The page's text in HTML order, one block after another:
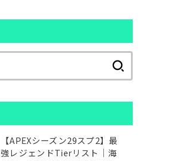
【APEXシーズン29スプ2】最
強レジェンドTierリスト｜海